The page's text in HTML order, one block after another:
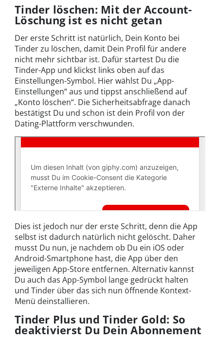
Tinder löschen: Mit der Account-
Löschung ist es nicht getan
Der erste Schritt ist natürlich, Dein Konto bei
Tinder zu löschen, damit Dein Profil für andere
nicht mehr sichtbar ist. Dafür startest Du die
Tinder-App und klickst links oben auf das
Einstellungen-Symbol. Hier wählst Du „App-
Einstellungen“ aus und tippst anschließend auf
„Konto löschen“. Die Sicherheitsabfrage danach
bestätigst Du und schon ist dein Profil von der
Dating-Plattform verschwunden.
Dies ist jedoch nur der erste Schritt, denn die App
selbst ist dadurch natürlich nicht gelöscht. Daher
musst Du nun, je nachdem ob Du ein iOS oder
Android-Smartphone hast, die App über den
jeweiligen App-Store entfernen. Alternativ kannst
Du auch das App-Symbol lange gedrückt halten
und Tinder über das sich nun öffnende Kontext-
Menü deinstallieren.
Tinder Plus und Tinder Gold: So
deaktivierst Du Dein Abonnement